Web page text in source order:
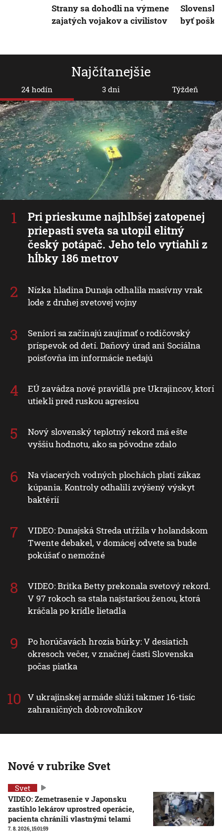
Najčítanejšie
24 hodín
Pri prieskume najhlbšej zatopenej
priepasti sveta sa utopil elitný
český potápač. Jeho telo vytiahli z
hĺbky 186 metrov
Nízka hladina Dunaja odhalila masívny vrak
lode z druhej svetovej vojny
Seniori sa začínajú zaujímať o rodičovský
príspevok od detí. Daňový úrad ani Sociálna
poisťovňa im informácie nedajú
EÚ zavádza nové pravidlá pre Ukrajincov, ktorí
utiekli pred ruskou agresiou
Nový slovenský teplotný rekord má ešte
vyššiu hodnotu, ako sa pôvodne zdalo
Na viacerých vodných plochách platí zákaz
kúpania. Kontroly odhalili zvýšený výskyt
baktérií
VIDEO: Dunajská Streda utŕžila v holandskom
Twente debakel, v domácej odvete sa bude
pokúšať o nemožné
VIDEO: Britka Betty prekonala svetový rekord.
V 97 rokoch sa stala najstaršou ženou, ktorá
kráčala po krídle lietadla
Po horúčavách hrozia búrky: V desiatich
okresoch večer, v značnej časti Slovenska
počas piatka
V ukrajinskej armáde slúži takmer 16-tisíc
zahraničných dobrovoľníkov
3 dni Týždeň
Strany sa dohodli na výmene
zajatých vojakov a civilistov
byť
Nové v rubrike Svet
Svet
VIDEO: Zemetrasenie v Japonsku
zastihlo lekárov uprostred operácie,
pacienta chránili vlastnými telami
7. 8. 2026, 15:01:59